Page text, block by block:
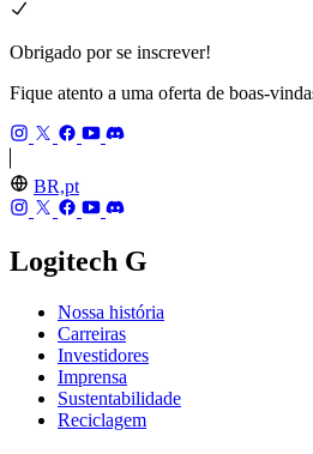
Obrigado por se inscrever!
Fique atento a uma oferta de boas-
BR,pt
Logitech G
Nossa história
Carreiras
Investidores
Imprensa
Sustentabilidade
Reciclagem